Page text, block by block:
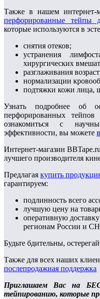
Также в нашем интернет-
перфорированные
которые используются в
снятия отеков;
устранения
хирургических
разглаживания
нормализации
подтяжки кожи лица,
Узнать подробнее об
перфорированных
ознакомиться с
эффективности, вы можете
Интернет-магазин
лучшего производителя
Предлагая купить
гарантируем:
подлинность всего
лучшую цену на
оперативную
регионам России и
Будьте бдительны,
Также для всех наших
послепродажная поддержка
Приглашаем Вас на
тейпированию, которые